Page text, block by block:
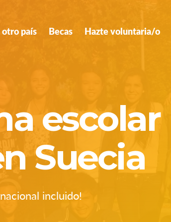
otro país Becas Hazte voluntaria/o
escolar
Suecia
incluido!